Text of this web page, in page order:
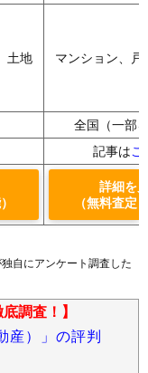
土地 マンション、戸
全国（一部
記事はこ
詳細を
（無料査定
自にアンケート調査した
調査！】
産）」の評判